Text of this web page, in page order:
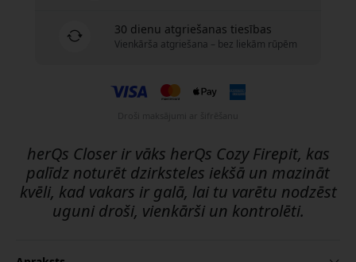
30 dienu atgriešanas tiesības
Vienkārša atgriešana – bez liekām rūpēm
herQs Closer ir vāks herQs Cozy Firepit, kas
palīdz noturēt dzirksteles iekšā un mazināt
kvēli, kad vakars ir galā, lai tu varētu nodzēst
uguni droši, vienkārši un kontrolēti.